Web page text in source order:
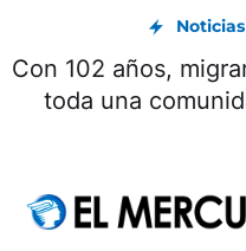
Con 102 años,
toda una